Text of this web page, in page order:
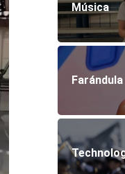
Música
Farándula